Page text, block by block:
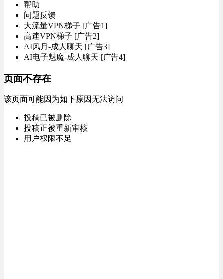
帮助
问题反馈
大流量VPN梯子 [广告1]
高速VPN梯子 [广告2]
AI风月-成人聊天 [广告3]
AI电子魅魔-成人聊天 [广告4]
页面不存在
该页面可能因为如下原因无法访问
投稿已被删除
投稿正被重新审核
用户权限不足